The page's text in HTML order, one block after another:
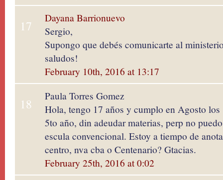
17
Dayana Barrionuevo
Sergio,
Supongo que debés comunicarte al
saludos!
February 10th, 2016 at 13:17
18
Paula Torres Gomez
Hola, tengo 17 años y cumplo en Agosto
5to año, din adeudar materias, perp no
escula convencional. Estoy a tiempo de
centro, nva cba o Centenario? Gtacias.
February 25th, 2016 at 0:02